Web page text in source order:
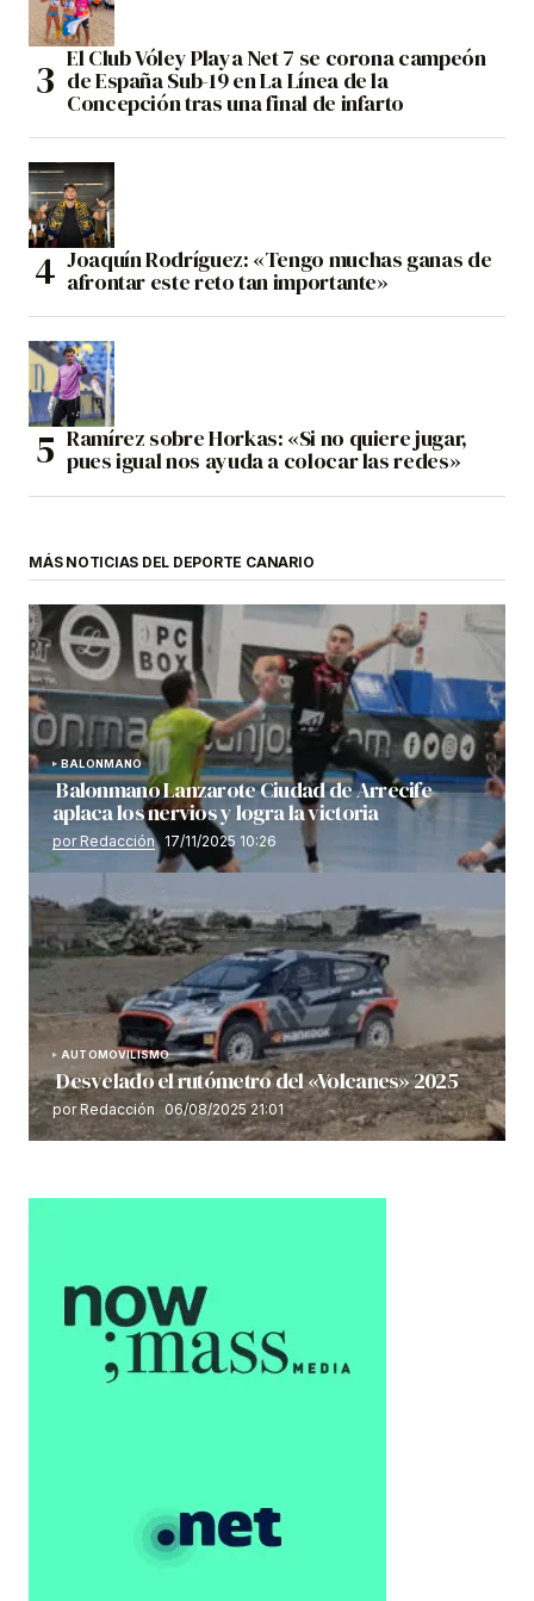
El Club Vóley Playa Net 7 se corona campeón
de España Sub-19 en La Línea de la
Concepción tras una final de infarto
Joaquín Rodríguez: «Tengo muchas ganas de
afrontar este reto tan importante»
Ramírez sobre Horkas: «Si no quiere jugar,
pues igual nos ayuda a colocar las redes»
MÁS NOTICIAS DEL DEPORTE CANARIO
BALONMANO
Balonmano Lanzarote Ciudad de Arrecife
aplaca los nervios y logra la victoria
por Redacción 17/11/2025 10:26
AUTOMOVILISMO
Desvelado el rutómetro del «Volcanes» 2025
por Redacción 06/08/2025 21:01